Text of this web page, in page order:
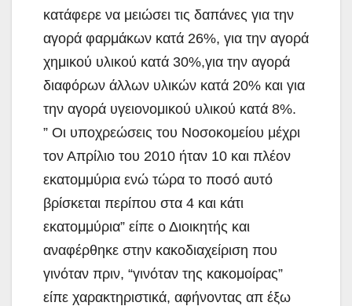
κατάφερε να μειώσει τις δαπάνες για την
αγορά φαρμάκων κατά 26%, για την αγορά
χημικού υλικού κατά 30%,για την αγορά
διαφόρων άλλων υλικών κατά 20% και για
την αγορά υγειονομικού υλικού κατά 8%.
” Οι υποχρεώσεις του Νοσοκομείου μέχρι
τον Απρίλιο του 2010 ήταν 10 και πλέον
εκατομμύρια ενώ τώρα το ποσό αυτό
βρίσκεται περίπου στα 4 και κάτι
εκατομμύρια” είπε ο Διοικητής και
αναφέρθηκε στην κακοδιαχείριση που
γινόταν πριν, “γινόταν της κακομοίρας”
είπε χαρακτηριστικά, αφήνοντας απ έξω